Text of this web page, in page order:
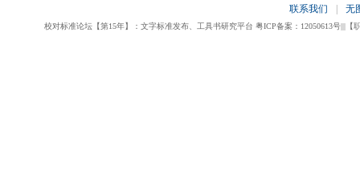
联系我们 无
校对标准论坛【第15年】：文字标准发布、工具书研究平台 粤ICP备案：12050613号|||【